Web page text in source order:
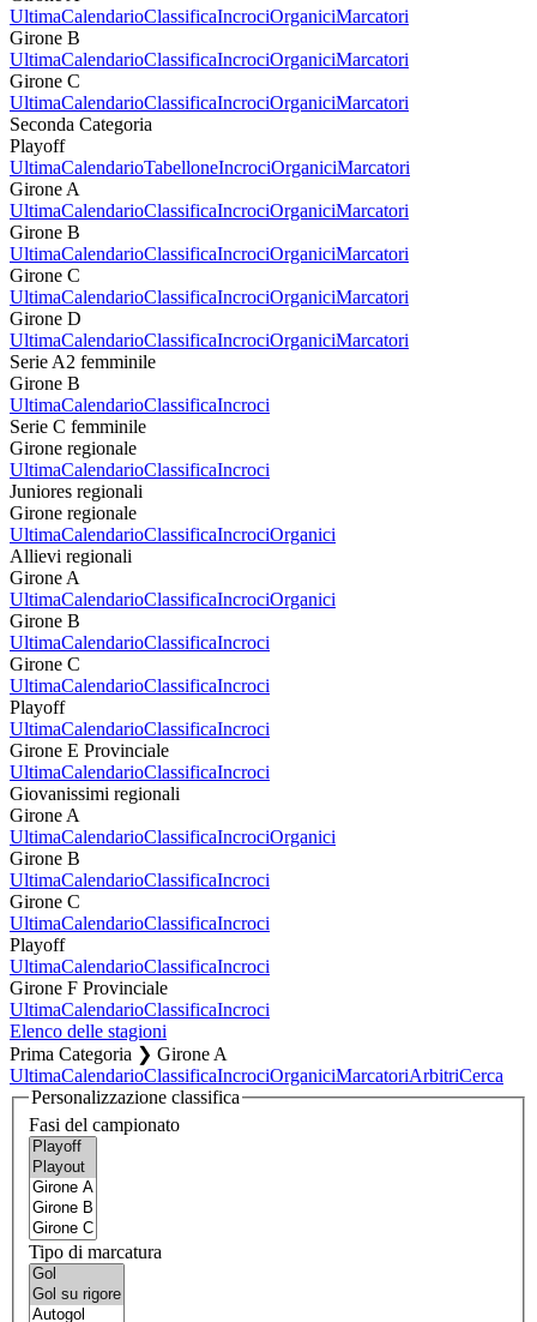
UltimaCalendarioClassificaIncrociOrganiciMarcatori
Girone B
UltimaCalendarioClassificaIncrociOrganiciMarcatori
Girone C
UltimaCalendarioClassificaIncrociOrganiciMarcatori
Seconda Categoria
Playoff
UltimaCalendarioTabelloneIncrociOrganiciMarcatori
Girone A
UltimaCalendarioClassificaIncrociOrganiciMarcatori
Girone B
UltimaCalendarioClassificaIncrociOrganiciMarcatori
Girone C
UltimaCalendarioClassificaIncrociOrganiciMarcatori
Girone D
UltimaCalendarioClassificaIncrociOrganiciMarcatori
Serie A2 femminile
Girone B
UltimaCalendarioClassificaIncroci
Serie C femminile
Girone regionale
UltimaCalendarioClassificaIncroci
Juniores regionali
Girone regionale
UltimaCalendarioClassificaIncrociOrganici
Allievi regionali
Girone A
UltimaCalendarioClassificaIncrociOrganici
Girone B
UltimaCalendarioClassificaIncroci
Girone C
UltimaCalendarioClassificaIncroci
Playoff
UltimaCalendarioClassificaIncroci
Girone E Provinciale
UltimaCalendarioClassificaIncroci
Giovanissimi regionali
Girone A
UltimaCalendarioClassificaIncrociOrganici
Girone B
UltimaCalendarioClassificaIncroci
Girone C
UltimaCalendarioClassificaIncroci
Playoff
UltimaCalendarioClassificaIncroci
Girone F Provinciale
UltimaCalendarioClassificaIncroci
Elenco delle stagioni
Prima Categoria ❯ Girone A
UltimaCalendarioClassificaIncrociOrganiciMarcatoriArbitriCerca
Personalizzazione classifica
Fasi del campionato
Tipo di marcatura